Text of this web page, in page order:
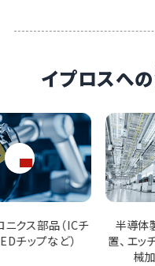
イプロスへの
造装置（露光装
グ装置、化学機
フォト
のパタ